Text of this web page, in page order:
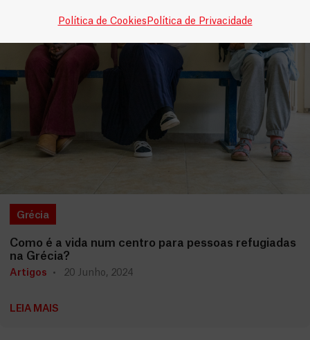
Política de Cookies Política de Privacidade
Grécia
Como é a vida num centro para pessoas refugiadas
na Grécia?
Artigos 20 Junho, 2024
LEIA MAIS